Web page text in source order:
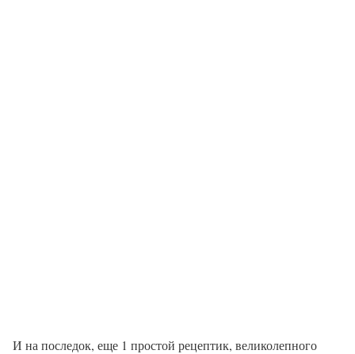
И на последок, еще 1 простой рецептик, великолепного